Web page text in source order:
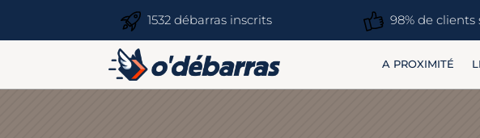
1532 débarras inscrits 98% de clients
A PROXIMITÉ